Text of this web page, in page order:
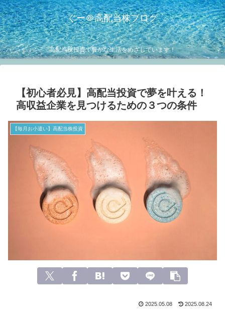
ぐー＠高配当株ブログ
高配当株投資で豊かな生活をめざしています！
【初心者必見】高配当投資で夢を叶える！
高収益企業を見つけるための３つの条件
【毎月お小遣い】高配当株投資
2025.05.08 2025.08.24